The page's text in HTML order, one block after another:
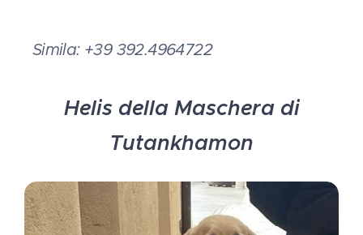
📞 Simila: +39 392.4964722
Helis della Maschera di
Tutankhamon